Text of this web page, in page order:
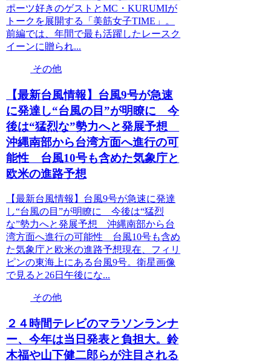
ポーツ好きのゲストとMC・KURUMIが
トークを展開する「美筋女子TIME」。
前編では、年間で最も活躍したレースク
イーンに贈られ...
その他
【最新台風情報】台風9号が急速
に発達し“台風の目”が明瞭に 今
後は“猛烈な”勢力へと発展予想
沖縄南部から台湾方面へ進行の可
能性 台風10号も含めた気象庁と
欧米の進路予想
【最新台風情報】台風9号が急速に発達
し“台風の目”が明瞭に 今後は“猛烈
な”勢力へと発展予想 沖縄南部から台
湾方面へ進行の可能性 台風10号も含め
た気象庁と欧米の進路予想現在、フィリ
ピンの東海上にある台風9号。衛星画像
で見ると26日午後にな...
その他
２４時間テレビのマラソンランナ
ー、今年は当日発表と負担大。鈴
木福や山下健二郎らが注目される